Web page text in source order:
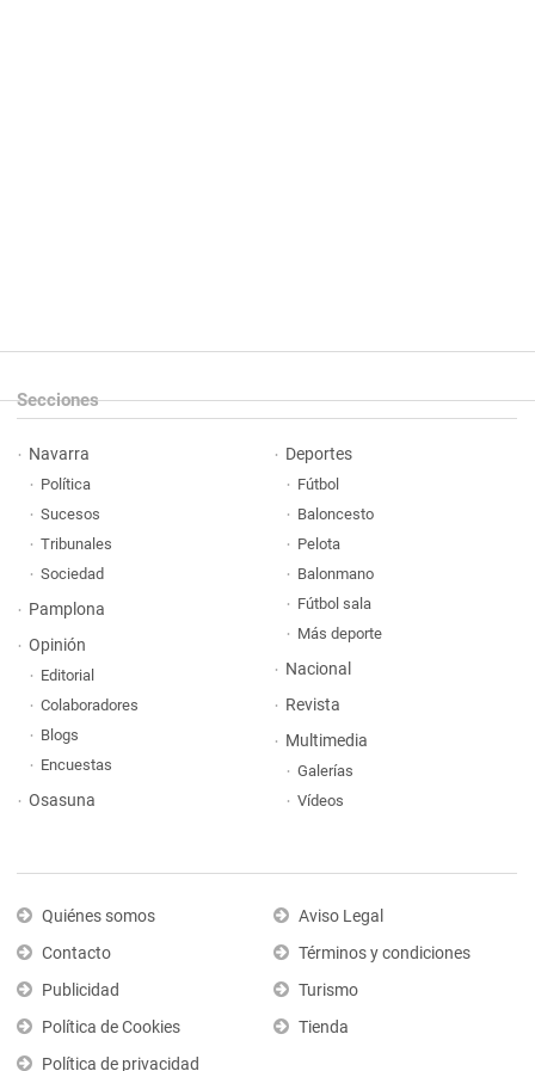
Secciones
Navarra
Política
Sucesos
Tribunales
Sociedad
Pamplona
Opinión
Editorial
Colaboradores
Blogs
Encuestas
Osasuna
Deportes
Fútbol
Baloncesto
Pelota
Balonmano
Fútbol sala
Más deporte
Nacional
Revista
Multimedia
Galerías
Vídeos
Quiénes somos
Contacto
Publicidad
Política de Cookies
Política de privacidad
Aviso Legal
Términos y condiciones
Turismo
Tienda